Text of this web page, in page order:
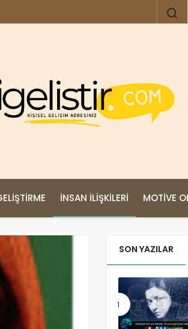
İNSAN İLIŞKILERI MOTIVE
SON YAZILAR